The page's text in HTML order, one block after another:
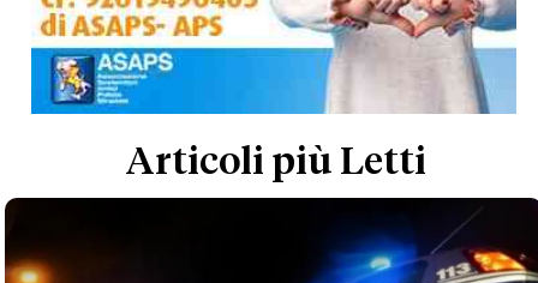
Articoli più Letti